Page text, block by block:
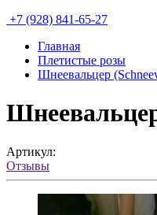
+7 (928) 841-65-27
Главная
Плетистые розы
Шнеевальцер
Артикул:
Отзывы